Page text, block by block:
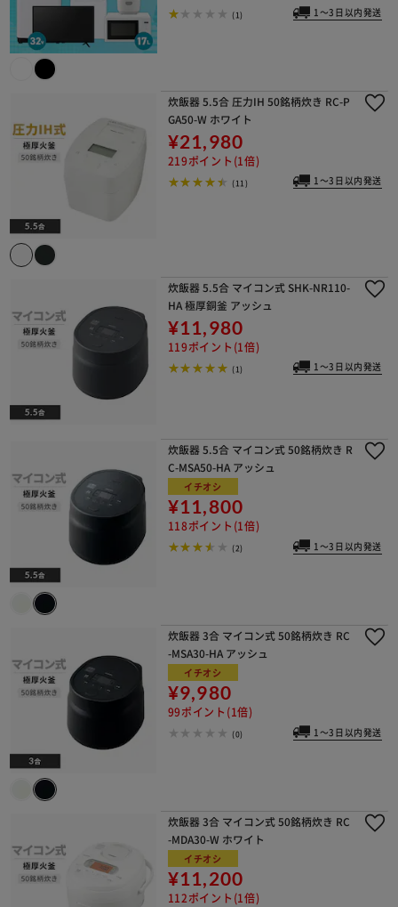
(1) 1～3日以内発送
炊飯器 5.5合 圧力IH 50銘柄炊き RC-P
GA50-W ホワイト
¥21,980
219ポイント(1倍)
(11) 1～3日以内発送
炊飯器 5.5合 マイコン式 SHK-NR110-
HA 極厚銅釜 アッシュ
¥11,980
119ポイント(1倍)
(1) 1～3日以内発送
炊飯器 5.5合 マイコン式 50銘柄炊き R
C-MSA50-HA アッシュ
イチオシ
¥11,800
118ポイント(1倍)
(2) 1～3日以内発送
炊飯器 3合 マイコン式 50銘柄炊き RC
-MSA30-HA アッシュ
イチオシ
¥9,980
99ポイント(1倍)
(0) 1～3日以内発送
炊飯器 3合 マイコン式 50銘柄炊き RC
-MDA30-W ホワイト
イチオシ
¥11,200
112ポイント(1倍)